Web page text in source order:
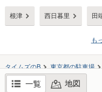
一覧 地図
根津 西日暮里 田
も
タイムズのB 東京都の駐車場
©TIMES24 CO.,